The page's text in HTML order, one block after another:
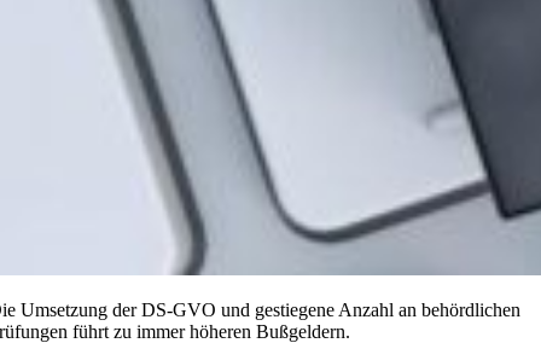
Umsetzung der DS-GVO und gestiegene Anzahl an behördlichen
führt zu immer höheren Bußgeldern.